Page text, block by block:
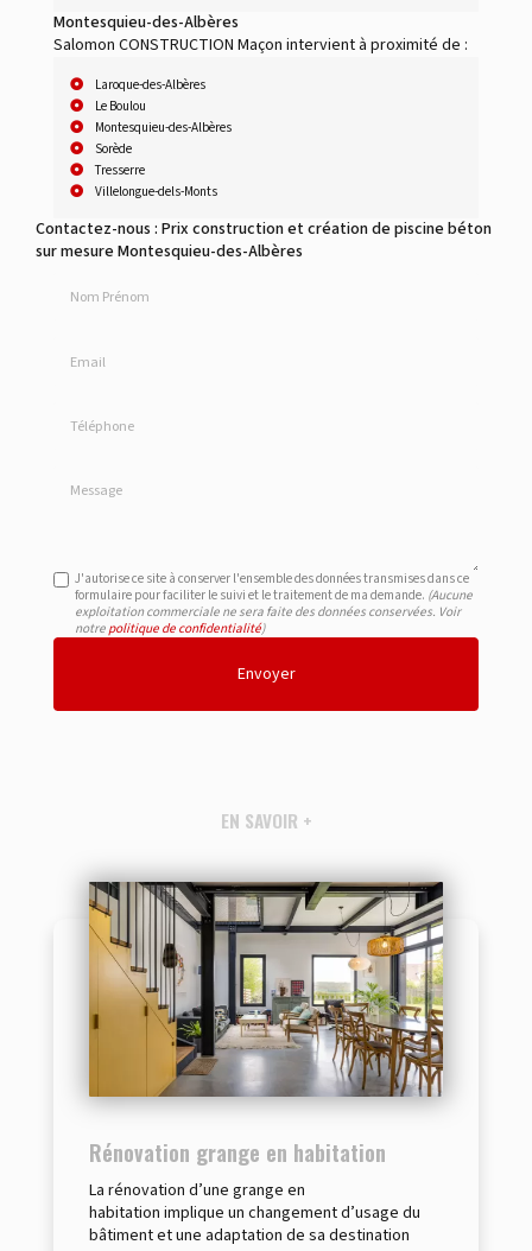
Montesquieu-des-Albères
Salomon CONSTRUCTION Maçon intervient à proximité de :
Laroque-des-Albères
Le Boulou
Montesquieu-des-Albères
Sorède
Tresserre
Villelongue-dels-Monts
Contactez-nous : Prix construction et création de piscine béton
sur mesure Montesquieu-des-Albères
J'autorise ce site à conserver l'ensemble des données transmises dans ce
formulaire pour faciliter le suivi et le traitement de ma demande. (Aucune
exploitation commerciale ne sera faite des données conservées. Voir
notre politique de confidentialité)
EN SAVOIR +
Rénovation grange en habitation
La rénovation d’une grange en
habitation implique un changement d’usage du
bâtiment et une adaptation de sa destination